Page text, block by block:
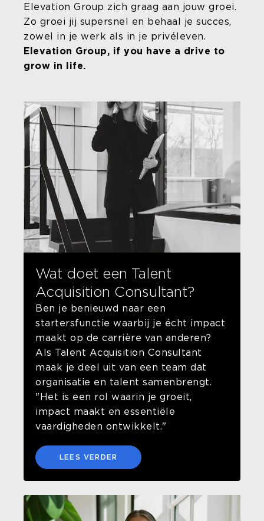
Elevation Group zich graag aan jouw groei.
Zo groei jij supersnel en behaal je succes,
zowel in je werk als in je privéleven.
Elevation Group, if you have a drive to
grow in life.
Wat doet een Talent
Acquisition Consultant?
Ben je benieuwd naar een
startersfunctie waarbij je écht impact
maakt op de carrière van anderen?
Als Talent Acquisition Consultant
maak je deel uit van een team dat
organisatie en talent samenbrengt.
"Het is een rol waarin je groeit,
impact maakt en essentiële
vaardigheden ontwikkelt."
LEES VERDER